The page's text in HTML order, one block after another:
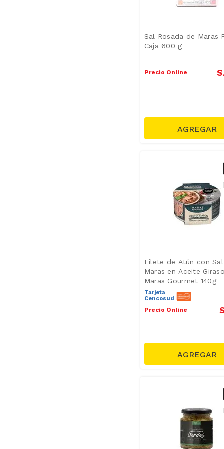
Sal Rosada de Maras
Caja 600 g
Precio Online
Filete de Atún con
Maras en Aceite
Maras Gourmet 140g
Tarjeta
Cencosud
Precio Online